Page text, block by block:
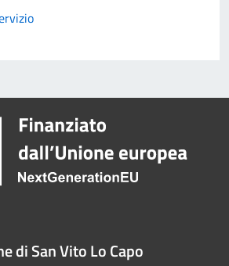
di San Vito Lo Capo